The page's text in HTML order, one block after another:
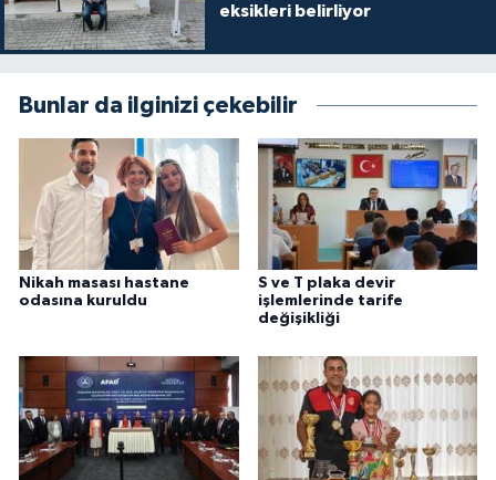
eksikleri belirliyor
Bunlar da ilginizi çekebilir
Nikah masası hastane
odasına kuruldu
S ve T plaka devir
işlemlerinde tarife
değişikliği